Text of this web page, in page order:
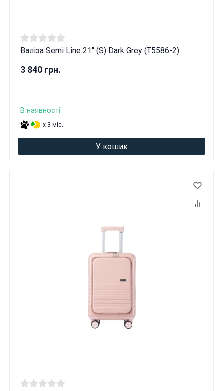
Валіза Semi Line 21" (S) Dark Grey (T5586-2)
3 840 грн.
В наявності
x 3 міс.
У кошик